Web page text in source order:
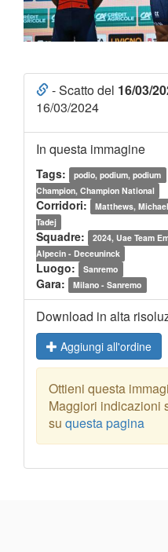
- Scatto del 16/03/
16/03/2024
In questa immagine
Tags: podio, podium, podium
Champion, Champion National
Corridori: Matthews, Michael
Tadej
Squadre: 2024, Uae Team
Alpecin - Deceuninck
Luogo: Sanremo
Gara: Milano - Sanremo
Download in alta
Aggiungi all'ordine
Ottieni questa
Maggiori indicazioni
su questa pagina